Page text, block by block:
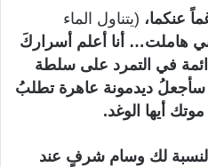
عنكما، (يتناول الماء
هاملت… أنا أعلم أسراركَ
في التمرد على سلطة
سأجعلُ ديدمونة عاهرة تطلبُ
أيها الوغد.
لك وسام شرفٍ عند